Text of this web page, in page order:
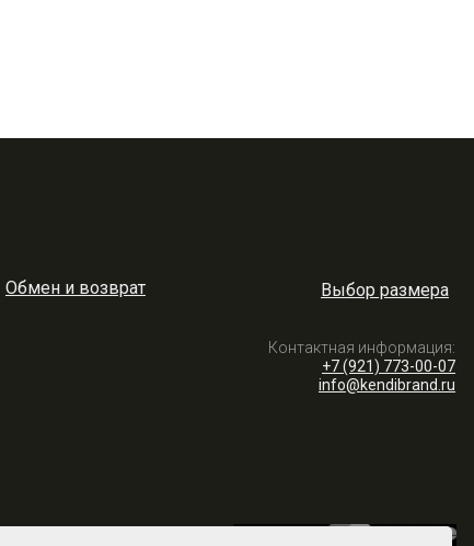
info@kendibrand.ru
+7 (921) 773-00-07
Контактная информация:
Выбор размера
Обмен и возврат